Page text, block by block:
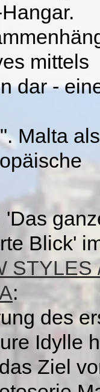
mittels
dar -
Malta als
'Das
Blick'
STYLES
:
des
Idylle
Ziel